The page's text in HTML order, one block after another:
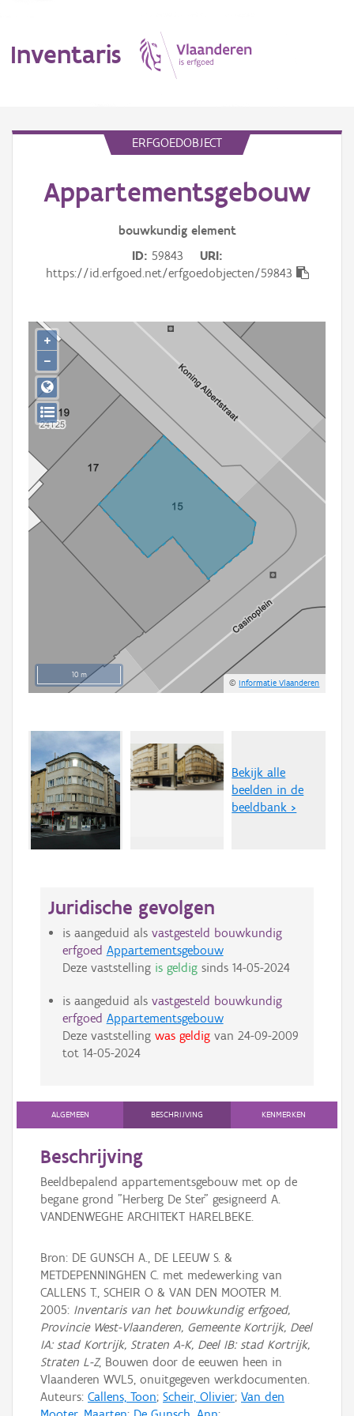
Inventaris
Erfgoedobject
Gebeurtenis
Persoon of collectief
Downloads
Hergebruik
Aanmelden
ERFGOEDOBJECT
Appartementsgebouw
bouwkundig element
ID 59843
URI
https://id.erfgoed.net/erfgoedobjecten/59843
10 m
©Informatie Vlaanderen
+
−
Bekijk alle
beelden in de
beeldbank >
Juridische gevolgen
is aangeduid als vastgesteld bouwkundig
erfgoed Appartementsgebouw
Deze vaststelling is geldigsinds 14-05-2024
is aangeduid als vastgesteld bouwkundig
erfgoed Appartementsgebouw
Deze vaststelling was geldigvan 24-09-2009
tot 14-05-2024
ALGEMEEN BESCHRIJVING KENMERKEN
Beschrijving
Beeldbepalend appartementsgebouw met op de
begane grond "Herberg De Ster" gesigneerd A.
VANDENWEGHE ARCHITEKT HARELBEKE.
Bron: DE GUNSCH A., DE LEEUW S. &
METDEPENNINGHEN C. met medewerking van
CALLENS T., SCHEIR O & VAN DEN MOOTER M.
2005: Inventaris van het bouwkundig erfgoed,
Provincie West-Vlaanderen, Gemeente Kortrijk, Deel
IA: stad Kortrijk, Straten A-K, Deel IB: stad Kortrijk,
Straten L-Z, Bouwen door de eeuwen heen in
Vlaanderen WVL5, onuitgegeven werkdocumenten.
Auteurs: Callens, Toon; Scheir, Olivier; Van den